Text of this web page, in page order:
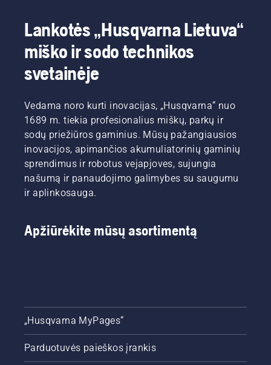
Lankotės „Husqvarna Lietuva“
miško ir sodo technikos
svetainėje
Vedama noro kurti inovacijas, „Husqvarna“ nuo
1689 m. tiekia profesionalius miškų, parkų ir
sodų priežiūros gaminius. Mūsų pažangiausios
inovacijos, apimančios akumuliatorinių gaminių
sprendimus ir robotus vejapjoves, sujungia
našumą ir panaudojimo galimybes su saugumu
ir aplinkosauga.
Apžiūrėkite mūsų asortimentą
„Husqvarna MyPages“
Parduotuvės paieškos įrankis